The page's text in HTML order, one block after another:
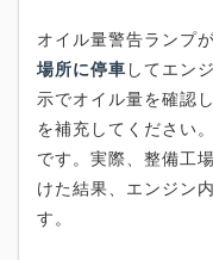
オイル量警告ランプ
場所に停車 してエン
示でオイル量を確認
を補充してください。
です。実際、整備工
けた結果、エンジン
す。